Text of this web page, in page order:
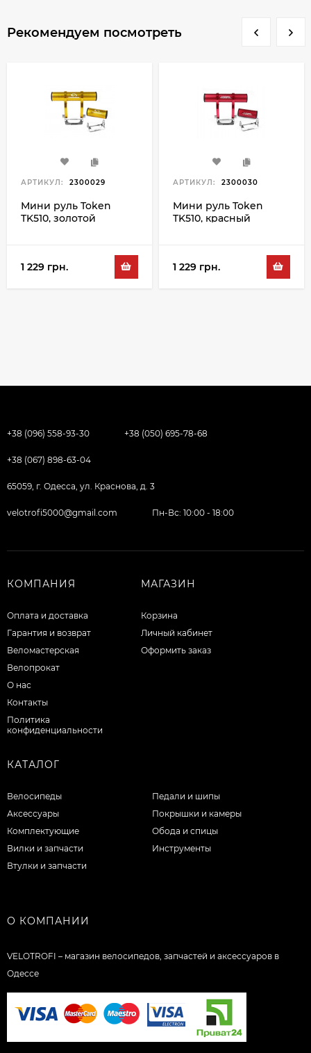
Рекомендуем посмотреть
АРТИКУЛ: 2300029
Мини руль Token
TK510, золотой
1 229 грн.
АРТИКУЛ: 2300030
Мини руль Token
TK510, красный
1 229 грн.
+38 (096) 558-93-30 +38 (050) 695-78-68
+38 (067) 898-63-04
65059, г. Одесса, ул. Краснова, д. 3
velotrofi5000@gmail.com Пн-Вс: 10:00 - 18:00
КОМПАНИЯ
Оплата и доставка
Гарантия и возврат
Веломастерская
Велопрокат
О нас
Контакты
Политика
конфиденциальности
МАГАЗИН
Корзина
Личный кабинет
Оформить заказ
КАТАЛОГ
Велосипеды
Аксессуары
Комплектующие
Вилки и запчасти
Втулки и запчасти
Педали и шипы
Покрышки и камеры
Обода и спицы
Инструменты
О КОМПАНИИ
VELOTROFI – магазин велосипедов, запчастей и аксессуаров в
Одессе